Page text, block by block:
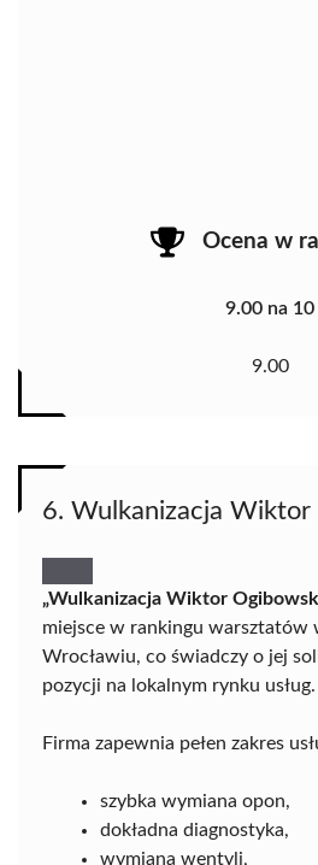
Ocena w
9.00 na 10
9.00
6. Wulkanizacja Wiktor
„Wulkanizacja Wiktor
miejsce w rankingu warsztatów
Wrocławiu, co świadczy o jej
pozycji na lokalnym rynku usług.
Firma zapewnia pełen zakres
szybka wymiana opon,
dokładna diagnostyka,
wymiana wentyli,